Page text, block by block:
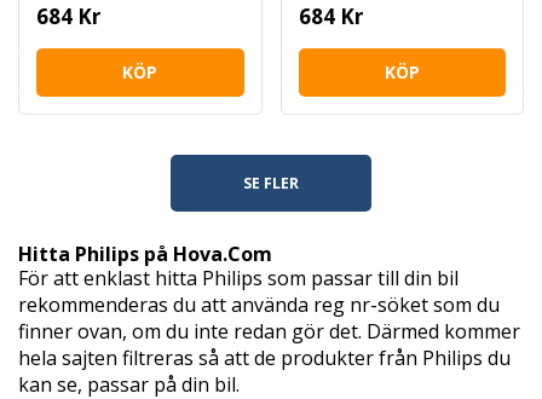
684 Kr
KÖP
684 Kr
KÖP
SE FLER
Hitta Philips på Hova.Com
För att enklast hitta Philips som passar till din bil
rekommenderas du att använda reg nr-söket som du
finner ovan, om du inte redan gör det. Därmed kommer
hela sajten filtreras så att de produkter från Philips du
kan se, passar på din bil.